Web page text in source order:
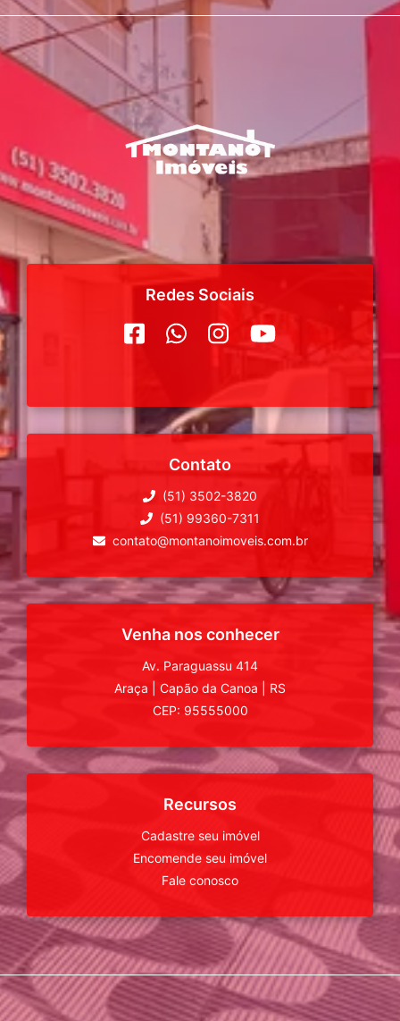
Redes Sociais
Contato
(51) 3502-3820
(51) 99360-7311
contato@montanoimoveis.com.br
Venha nos conhecer
Av. Paraguassu 414
Araça
Capão da Canoa
RS
CEP: 95555000
Recursos
Cadastre seu imóvel
Encomende seu imóvel
Fale conosco